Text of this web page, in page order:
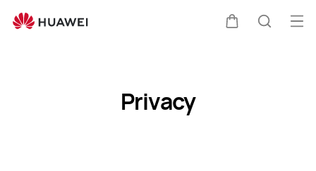
policy
Apri
Privacy